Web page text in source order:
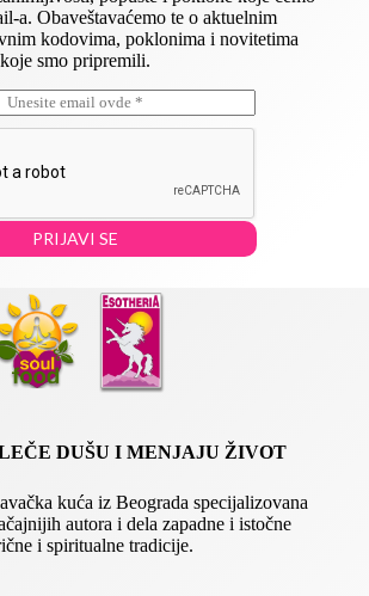
a. Obaveštavaćemo te o aktuelnim
kodovima, poklonima i novitetima
koje smo pripremili.
PRIJAVI SE
DUŠU I MENJAJU ŽIVOT
kuća iz Beograda specijalizovana
autora i dela zapadne i istočne
i spiritualne tradicije.